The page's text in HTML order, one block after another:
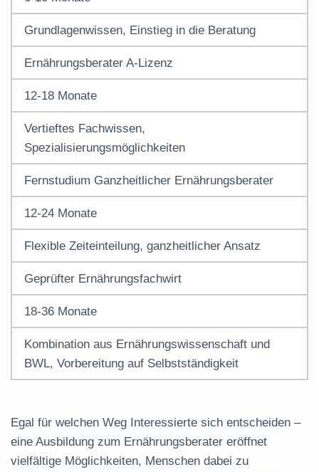
Grundlagenwissen, Einstieg in die Beratung
Ernährungsberater A-Lizenz
12-18 Monate
Vertieftes Fachwissen,
Spezialisierungsmöglichkeiten
Fernstudium Ganzheitlicher Ernährungsberater
12-24 Monate
Flexible Zeiteinteilung, ganzheitlicher Ansatz
Geprüfter Ernährungsfachwirt
18-36 Monate
Kombination aus Ernährungswissenschaft und
BWL, Vorbereitung auf Selbstständigkeit
Egal für welchen Weg Interessierte sich entscheiden –
eine Ausbildung zum Ernährungsberater eröffnet
vielfältige Möglichkeiten, Menschen dabei zu